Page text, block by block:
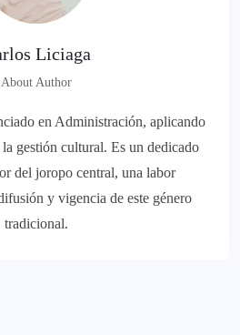
Liciaga
About Author
en Administración, aplicando
gestión cultural. Es un dedicado
del joropo central, una labor
y vigencia de este género
tradicional.